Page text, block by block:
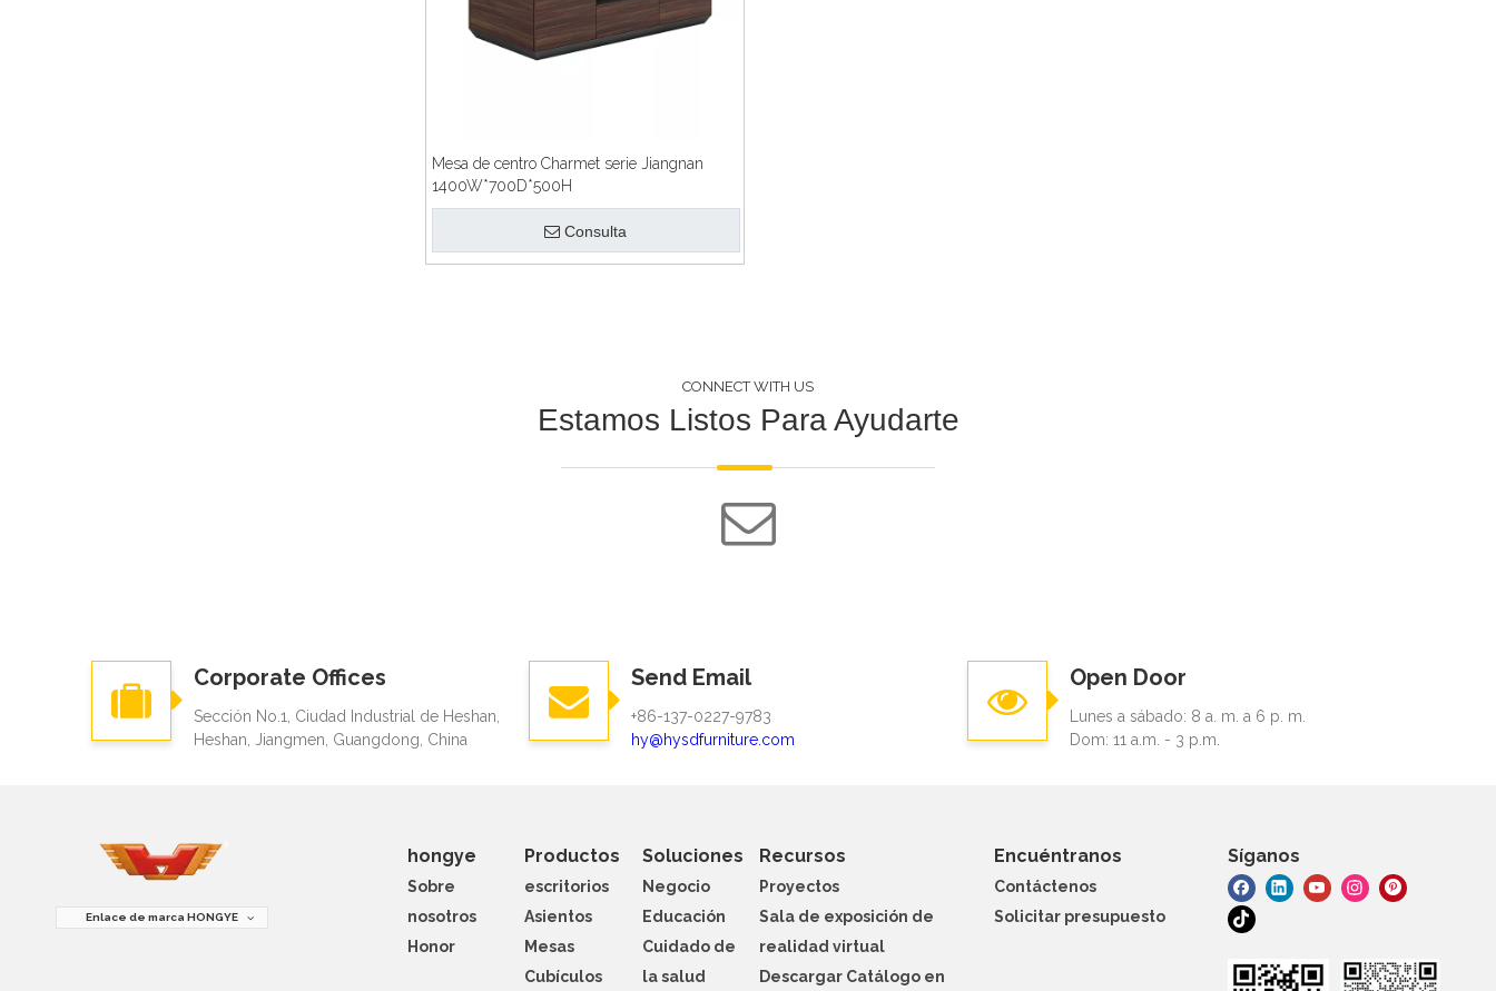
Mesa de centro Charmet serie Jiangnan
1400W*700D*500H
Consulta
CONNECT WITH US
Estamos Listos Para Ayudarte
Corporate Offices
Sección No.1, Ciudad Industrial de Heshan,
Heshan, Jiangmen, Guangdong, China
Send Email
+86-137-0227-9783
hy@hysdfurniture.com
Open Door
Lunes a sábado: 8 a. m. a 6 p. m.
Dom: 11 a.m. - 3 p.m.
Enlace de marca HONGYE
hongye
Sobre
nosotros
Honor
Productos
escritorios
Asientos
Mesas
Cubículos
Soluciones
Negocio
Educación
Cuidado de
la salud
Recursos
Proyectos
Sala de exposición de
realidad virtual
Descargar Catálogo en
Encuéntranos
Contáctenos
Solicitar presupuesto
Síganos